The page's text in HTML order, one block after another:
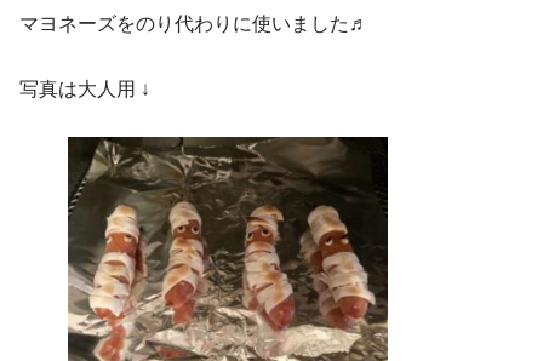
マヨネーズをのり代わりに使いました♬
写真は大人用 ↓